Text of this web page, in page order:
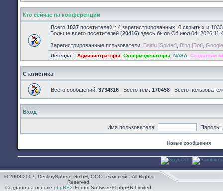
Кто сейчас на конференции
Всего 1037 посетителей :: 4 зарегистрированных, 0 скрытых и
Больше всего посетителей (20416) здесь было Сб июл 04, 2026
Зарегистрированные пользователи: Baidu [Spider] Bing [Bot]
Легенда :: Администраторы Супермодераторы NASA Создатели
Статистика
Всего сообщений: 3734316 | Всего тем: 170458 | Всего
Вход
Имя пользователя: Пароль:
Новые сообщения
© 2003-2007. DestinySphere GmbH, ООО Геймспейс. All Rights
Reserved.
Создано на основе phpBB® Forum Software © phpBB Limited.